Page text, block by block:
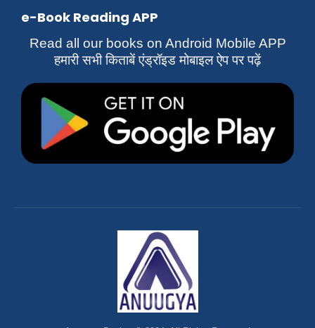
e-Book Reading APP
Read all our books on Android Mobile APP
हमारी सभी किताबें एंड्रॉइड मोबाइल ऐप पर पढ़ें